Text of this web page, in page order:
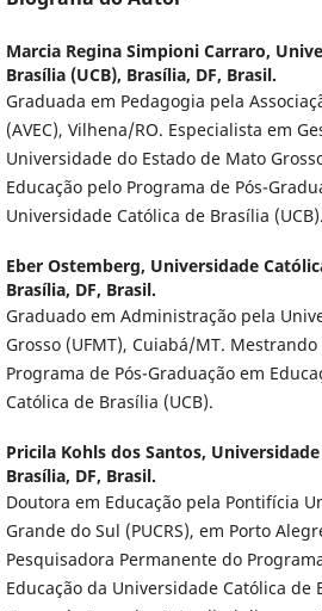
Marcia Regina Simpioni Carraro,
Brasília (UCB), Brasília, DF, Brasil.
Graduada em Pedagogia pela
(AVEC), Vilhena/RO. Especialista em
Universidade do Estado de Mato
Educação pelo Programa de Pós-
Universidade Católica de Brasília (UCB).
Eber Ostemberg, Universidade
Brasília, DF, Brasil.
Graduado em Administração pela
Grosso (UFMT), Cuiabá/MT.
Programa de Pós-Graduação em
Católica de Brasília (UCB).
Pricila Kohls dos Santos,
Brasília, DF, Brasil.
Doutora em Educação pela Pontifícia
Grande do Sul (PUCRS), em Porto
Pesquisadora Permanente do
Educação da Universidade Católica de